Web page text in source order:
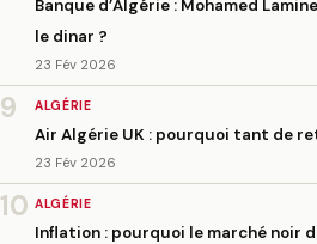
Banque d’Algérie : Mohamed
le dinar ?
23 Fév 2026
9 ALGÉRIE
Air Algérie UK : pourquoi tant de
23 Fév 2026
10 ALGÉRIE
Inflation : pourquoi le marché noir